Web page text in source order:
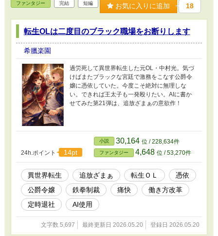
ファンタジー 完結 短編 お気に入りに追加 18
転生OLは二度目のブラック職場をお断りします
希臘楽園
過労死して異世界転生した元OL・中村光。気づ
けばまたブラックな宮廷で激務をこなす公爵令
嬢に憑依していた。今度こそ絶対に無理しな
い。できれば王太子も一発殴りたい。AIに書か
せてみた第21弾は、追放ざまぁの意欲作！
24h.ポイント 14pt
小説 30,164 位 / 228,634件
ファンタジー 4,648 位 / 53,270件
異世界転生 追放ざまぁ 転生ＯＬ
憑依
公爵令嬢
鉄拳制裁 痛快
働き方改革
定時退社
AI使用
文字数 5,697 最終更新日 2026.05.20 登録日 2026.05.20